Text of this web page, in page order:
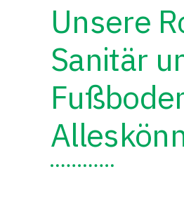
Unsere
Sanitär